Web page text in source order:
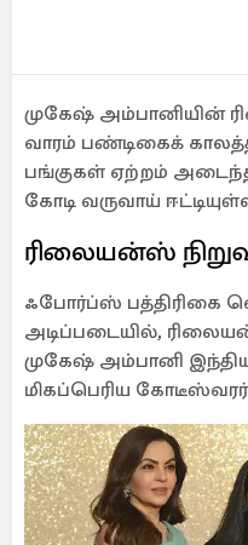
முகேஷ் அம்பானியின்
வாரம் பண்டிகைக்
பங்குகள் ஏற்றம் அடைந்த
கோடி வருவாய்
ரிலையன்ஸ்
ஃபோர்ப்ஸ் பத்திரிகை
அடிப்படையில்,
முகேஷ் அம்பானி
மிகப்பெரிய கோடீஸ்வரர்